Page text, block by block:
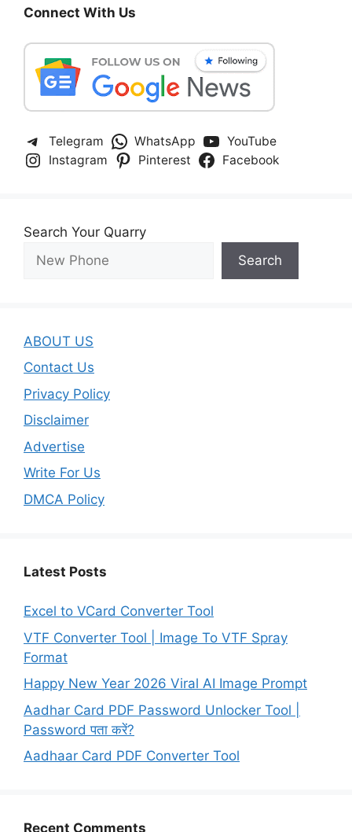
Connect With Us
Telegram WhatsApp
YouTube
Instagram
Pinterest Facebook
Search Your Quarry
Search
ABOUT US
Contact Us
Privacy Policy
Disclaimer
Advertise
Write For Us
DMCA Policy
Latest Posts
Excel to VCard Converter Tool
VTF Converter Tool | Image To VTF Spray
Format
Happy New Year 2026 Viral AI Image Prompt
Aadhar Card PDF Password Unlocker Tool |
Password पता करें?
Aadhaar Card PDF Converter Tool
Recent Comments